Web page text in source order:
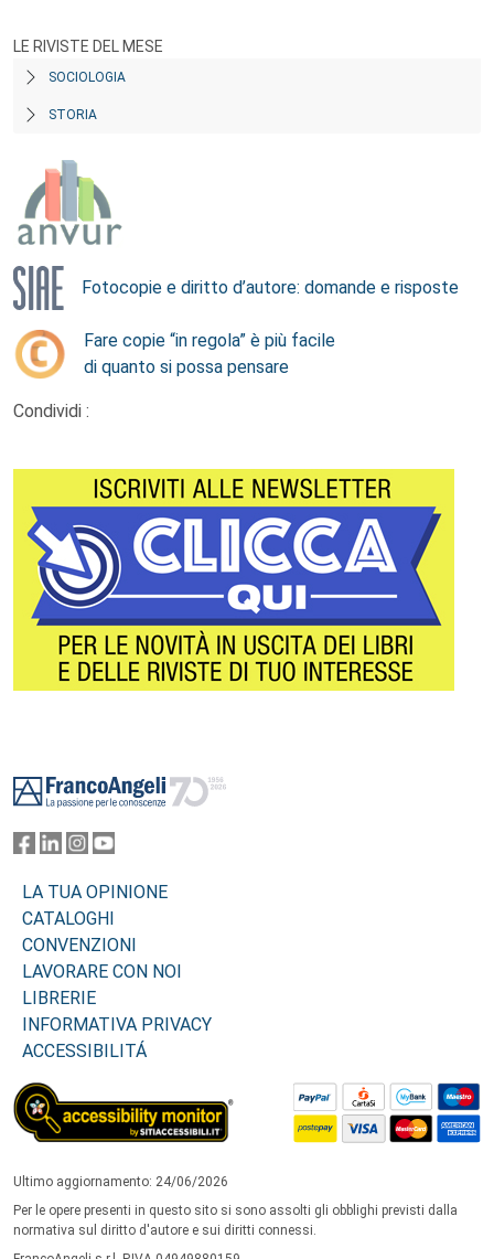
LE RIVISTE DEL MESE
SOCIOLOGIA
STORIA
Fotocopie e diritto d’autore: domande e risposte
Fare copie “in regola” è più facile
di quanto si possa pensare
Condividi :
LA TUA OPINIONE
CATALOGHI
CONVENZIONI
LAVORARE CON NOI
LIBRERIE
INFORMATIVA PRIVACY
ACCESSIBILITÁ
Ultimo aggiornamento: 24/06/2026
Per le opere presenti in questo sito si sono assolti gli obblighi previsti dalla
normativa sul diritto d'autore e sui diritti connessi.